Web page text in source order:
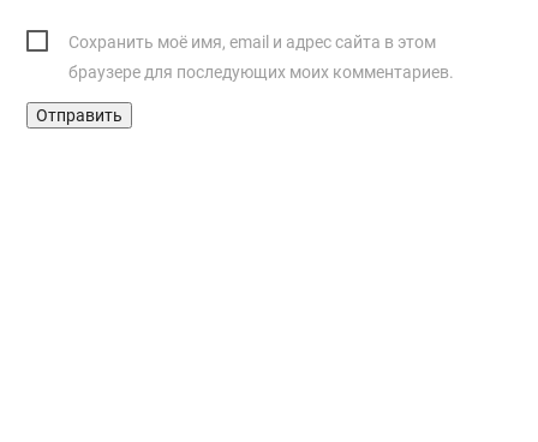
Сохранить моё имя, email и адрес сайта в этом
браузере для последующих моих комментариев.